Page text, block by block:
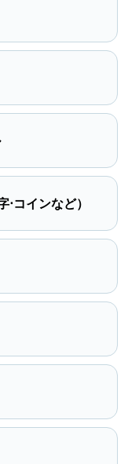
コインなど）